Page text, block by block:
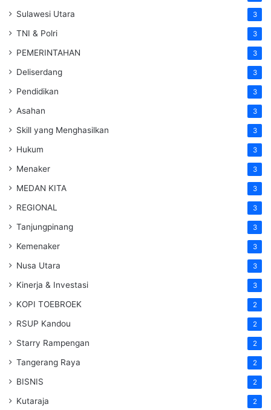
Sulawesi Utara 3
TNI & Polri 3
PEMERINTAHAN 3
Deliserdang 3
Pendidikan 3
Asahan 3
Skill yang Menghasilkan 3
Hukum 3
Menaker 3
MEDAN KITA 3
REGIONAL 3
Tanjungpinang 3
Kemenaker 3
Nusa Utara 3
Kinerja & Investasi 3
KOPI TOEBROEK 2
RSUP Kandou 2
Starry Rampengan 2
Tangerang Raya 2
BISNIS 2
Kutaraja 2